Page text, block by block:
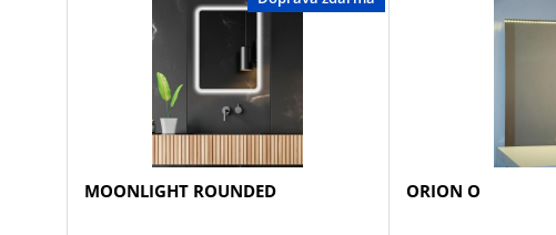
MOONLIGHT ROUNDED ORION O